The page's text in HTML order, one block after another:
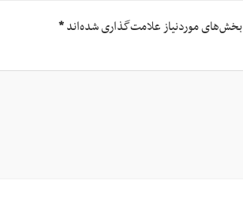
بخش‌های موردنیاز علامت‌گذاری شده‌اند*